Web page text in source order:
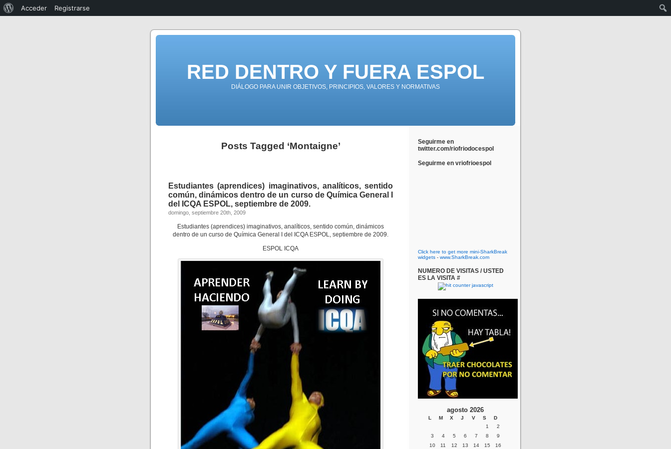
RED DENTRO Y FUERA ESPOL
DIÁLOGO PARA UNIR OBJETIVOS, PRINCIPIOS, VALORES Y NORMATIVAS
Posts Tagged ‘Montaigne’
Estudiantes (aprendices) imaginativos, analíticos, sentido
común, dinámicos dentro de un curso de Química General I
del ICQA ESPOL, septiembre de 2009.
domingo, septiembre 20th, 2009
Estudiantes (aprendices) imaginativos, analíticos, sentido común, dinámicos
dentro de un curso de Química General I del ICQA ESPOL, septiembre de 2009.
ESPOL ICQA
Seguirme en
twitter.com/riofriodocespol
Seguirme en vriofrioespol
Click here to get more mini-SharkBreak
widgets - www.SharkBreak.com
NUMERO DE VISITAS / USTED
ES LA VISITA #
agosto 2026
L M X J V S
D
1
2
3
4 5 6 7 8
9
10
11 12 13 14 15
16
Acceder Registrarse